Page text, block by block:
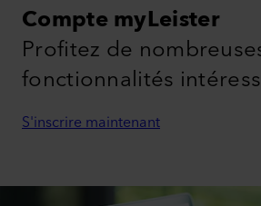
Compte myLeister
Profitez de
fonctionnalités
S'inscrire maintenant